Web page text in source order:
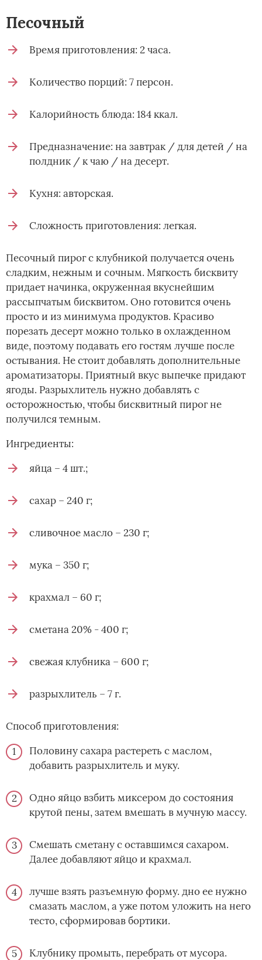
Песочный
Время приготовления: 2 часа.
Количество порций: 7 персон.
Калорийность блюда: 184 ккал.
Предназначение: на завтрак / для детей / на
полдник / к чаю / на десерт.
Кухня: авторская.
Сложность приготовления: легкая.
Песочный пирог с клубникой получается очень
сладким, нежным и сочным. Мягкость бисквиту
придает начинка, окруженная вкуснейшим
рассыпчатым бисквитом. Оно готовится очень
просто и из минимума продуктов. Красиво
порезать десерт можно только в охлажденном
виде, поэтому подавать его гостям лучше после
остывания. Не стоит добавлять дополнительные
ароматизаторы. Приятный вкус выпечке придают
ягоды. Разрыхлитель нужно добавлять с
осторожностью, чтобы бисквитный пирог не
получился темным.
Ингредиенты:
яйца – 4 шт.;
сахар – 240 г;
сливочное масло – 230 г;
мука – 350 г;
крахмал – 60 г;
сметана 20% - 400 г;
свежая клубника – 600 г;
разрыхлитель – 7 г.
Способ приготовления:
Половину сахара растереть с маслом,
добавить разрыхлитель и муку.
Одно яйцо взбить миксером до состояния
крутой пены, затем вмешать в мучную массу.
Смешать сметану с оставшимся сахаром.
Далее добавляют яйцо и крахмал.
лучше взять разъемную форму. дно ее нужно
смазать маслом, а уже потом уложить на него
тесто, сформировав бортики.
Клубнику промыть, перебрать от мусора.